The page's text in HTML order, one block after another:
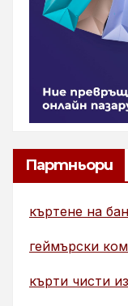
Партньори
къртене на
геймърски
кърти чисти